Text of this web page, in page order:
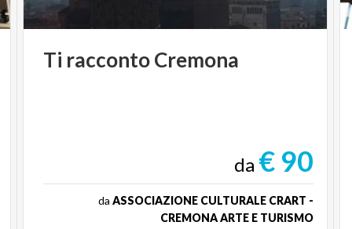
Zaccaria Pallavicino – FasArchitetti, fino a “Bar
cremona” il format di talk a cura diGiorgio Galotti
ospitato nelle sale della Pasticceria Lanfranchi.
L’edizione di quest’anno presenterà inoltre
composta da una serie di piatti donati dal pubblico
Affianca il percorso espositivo diCremona
Contemporanea | Art Week 2025un ricco
Ti raccontoCremona
da € 90
da ASSOCIAZIONE CULTURALE CRART -
CREMONA ARTE E TURISMO